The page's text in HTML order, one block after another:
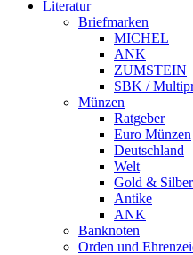
Literatur
Briefmarken
MICHEL
ANK
ZUMSTEIN
SBK /
Münzen
Ratgeber
Euro Münzen
Deutschland
Welt
Gold & Silber
Antike
ANK
Banknoten
Orden und